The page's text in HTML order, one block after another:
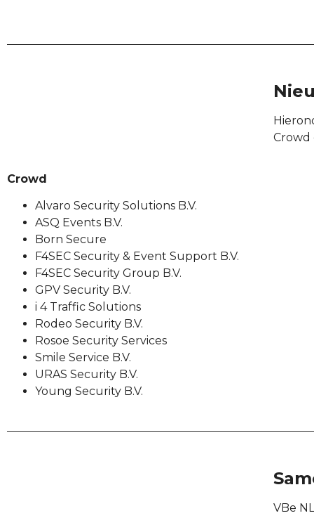
Crowd
Crowd
Alvaro Security Solutions B.V.
ASQ Events B.V.
Born Secure
F4SEC Security & Event Support B.V.
F4SEC Security Group B.V.
GPV Security B.V.
i 4 Traffic Solutions
Rodeo Security B.V.
Rosoe Security Services
Smile Service B.V.
URAS Security B.V.
Young Security B.V.
VBe